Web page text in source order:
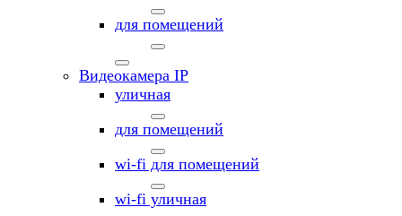
для помещений
Видеокамера IP
уличная
для помещений
wi-fi для помещений
wi-fi уличная